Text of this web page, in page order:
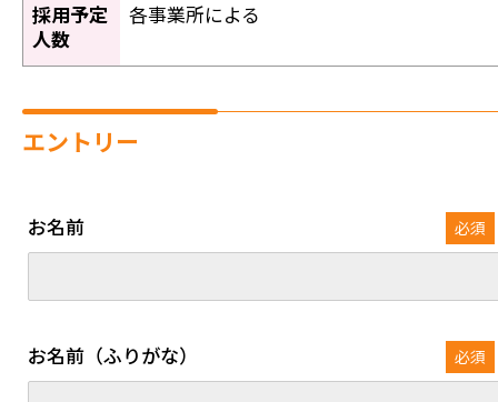
採用予定
人数
各事業所による
エントリー
お名前 必須
お名前（ふりがな） 必須